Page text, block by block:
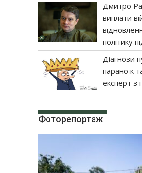
Дмитро
виплати
політику
Діагнози
параноїк
експерт з
Фоторепортаж